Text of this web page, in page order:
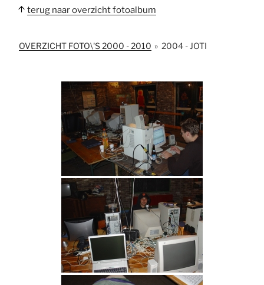
terug naar overzicht fotoalbum
OVERZICHT FOTO\'S 2000 - 2010 » 2004 - JOTI